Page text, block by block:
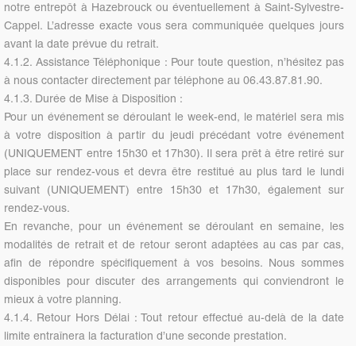
notre entrepôt à Hazebrouck ou éventuellement à Saint-Sylvestre-
Cappel. L’adresse exacte vous sera communiquée quelques jours
avant la date prévue du retrait.
4.1.2. Assistance Téléphonique : Pour toute question, n’hésitez pas
à nous contacter directement par téléphone au 06.43.87.81.90.
4.1.3. Durée de Mise à Disposition :
Pour un événement se déroulant le week-end, le matériel sera mis
à votre disposition à partir du jeudi précédant votre événement
(UNIQUEMENT entre 15h30 et 17h30). Il sera prêt à être retiré sur
place sur rendez-vous et devra être restitué au plus tard le lundi
suivant (UNIQUEMENT) entre 15h30 et 17h30, également sur
rendez-vous.
En revanche, pour un événement se déroulant en semaine, les
modalités de retrait et de retour seront adaptées au cas par cas,
afin de répondre spécifiquement à vos besoins. Nous sommes
disponibles pour discuter des arrangements qui conviendront le
mieux à votre planning.
4.1.4. Retour Hors Délai : Tout retour effectué au-delà de la date
limite entraînera la facturation d’une seconde prestation.